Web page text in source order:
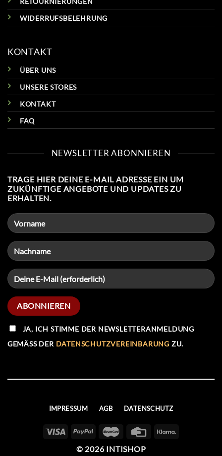
WIDERRUFSBELEHRUNG
KONTAKT
ÜBER UNS
UNSERE STORES
KONTAKT
FAQ
NEWSLETTER ABONNIEREN
TRAGE HIER DEINE E-MAIL ADRESSE EIN UM
ZUKÜNFTIGE ANGEBOTE UND UPDATES ZU
ERHALTEN.
JA, ICH STIMME DER NEWSLETTERANMELDUNG
GEMÄSS DER DATENSCHUTZVEREINBARUNG ZU.
IMPRESSUM AGB DATENSCHUTZ
© 2026 INTISHOP